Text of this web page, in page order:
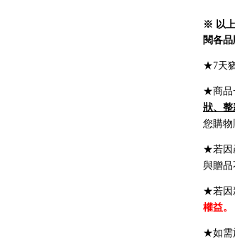
※ 以上
閱各
★7天
★商品
狀、整
您購物
★若因
與贈品
★若因
權益。
★如需